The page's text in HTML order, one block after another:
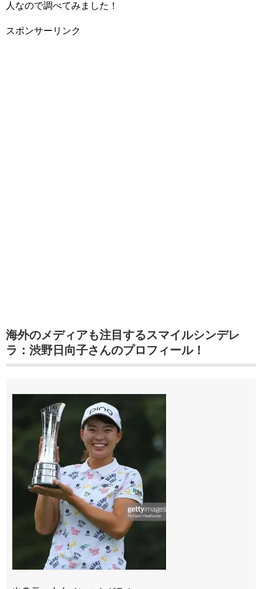
人なので調べてみました！
スポンサーリンク
海外のメディアも注目するスマイルシンデレ
ラ：渋野日向子さんのプロフィール！